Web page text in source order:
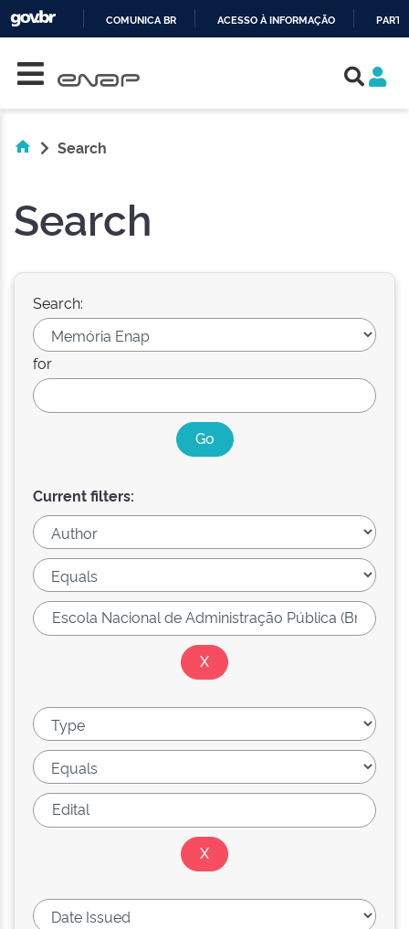
COMUNICA BR ACESSO À INFORMAÇÃO
Search
Search
Search:
for
Current filters: